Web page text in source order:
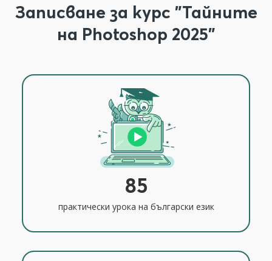
Записване за курс "Тайните
на Photoshop 2025"
85
практически урока на български език